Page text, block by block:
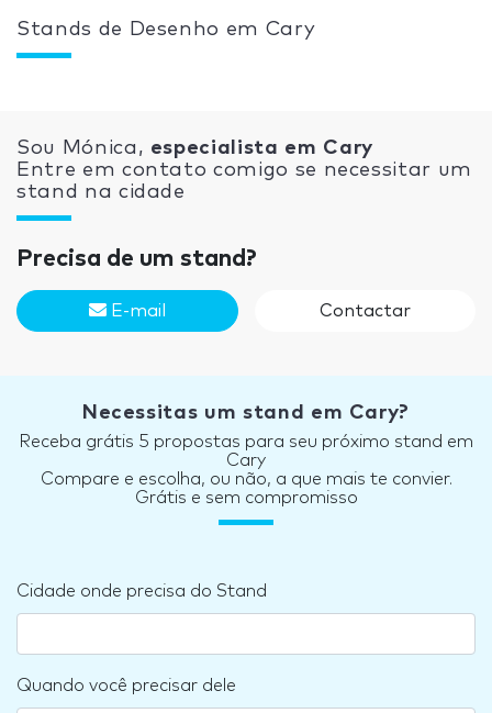
Stands de Desenho em Cary
Sou Mónica, especialista em Cary
Entre em contato comigo se necessitar um
stand na cidade
Precisa de um stand?
E-mail Contactar
Necessitas um stand em Cary?
Receba grátis 5 propostas para seu próximo stand em
Cary
Compare e escolha, ou não, a que mais te convier.
Grátis e sem compromisso
Cidade onde precisa do Stand
Quando você precisar dele